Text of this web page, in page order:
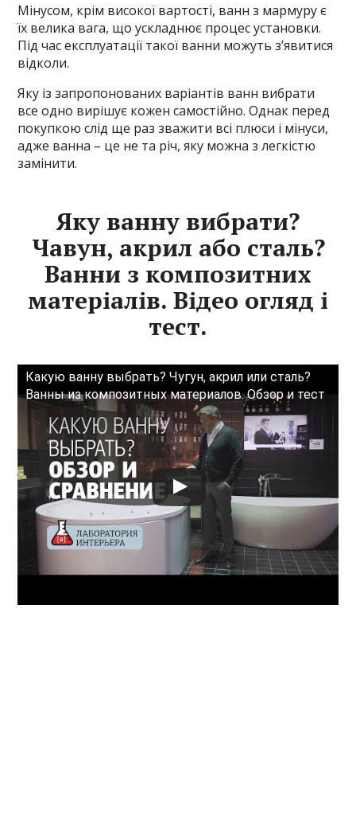
Мінусом, крім високої вартості, ванн з мармуру є
їх велика вага, що ускладнює процес установки.
Під час експлуатації такої ванни можуть з’явитися
відколи.
Яку із запропонованих варіантів ванн вибрати
все одно вирішує кожен самостійно. Однак перед
покупкою слід ще раз зважити всі плюси і мінуси,
адже ванна – це не та річ, яку можна з легкістю
замінити.
Яку ванну вибрати?
Чавун, акрил або сталь?
Ванни з композитних
матеріалів. Відео огляд і
тест.
Какую ванну выбрать? Чугун, акрил или сталь?
Ванны из композитных материалов. Обзор и тест